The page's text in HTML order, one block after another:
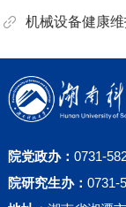
机械设备健康
院党政办： 0731-
院研究生办： 0731-